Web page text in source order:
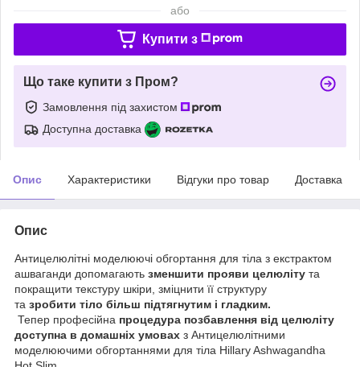
або
Купити з
Що таке купити з Пром?
Замовлення під захистом
Доступна доставка
Опис Характеристики Відгуки про товар Доставка
Опис
Антицелюлітні моделюючі обгортання для тіла з екстрактом
ашваганди допомагають зменшити прояви целюліту та
покращити текстуру шкіри, зміцнити її структуру
та зробити тіло більш підтягнутим і гладким.
Тепер професійна процедура позбавлення від целюліту
доступна в домашніх умовах з Антицелюлітними
моделюючими обгортаннями для тіла Hillary Ashwagandha